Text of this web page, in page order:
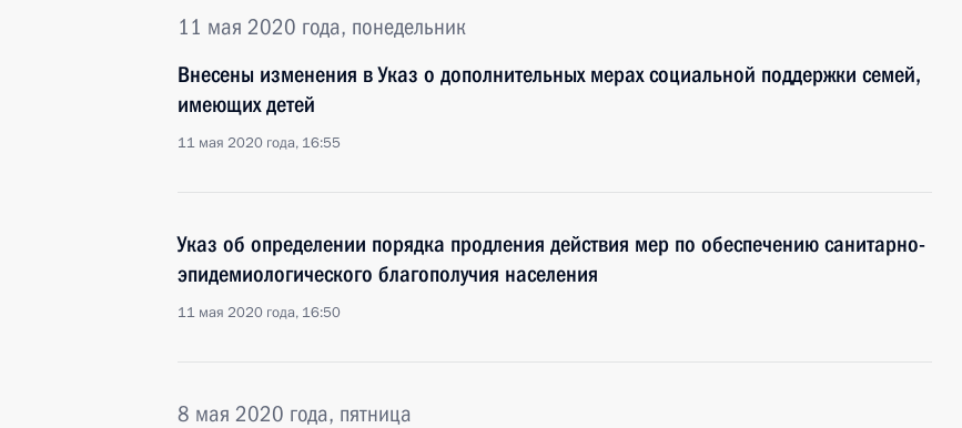
11 мая 2020 года, понедельник
Внесены изменения в Указ о дополнительных мерах социальной поддержки семей,
имеющих детей
11 мая 2020 года, 16:55
Указ об определении порядка продления действия мер по обеспечению санитарно-
эпидемиологического благополучия населения
11 мая 2020 года, 16:50
8 мая 2020 года, пятница